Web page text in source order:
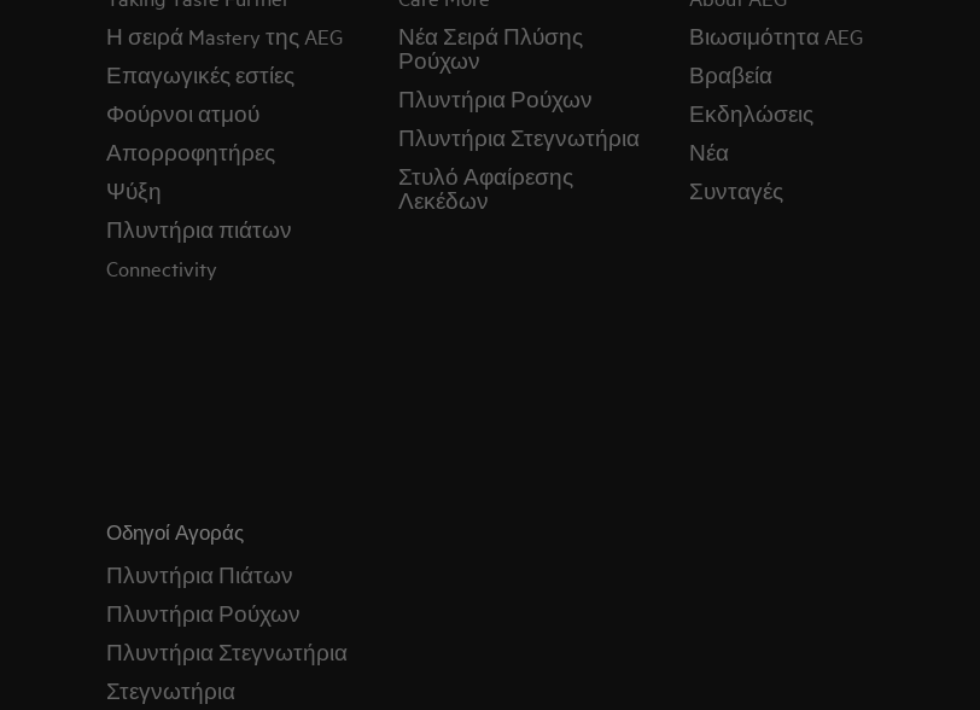
Η σειρά Mastery της AEG
Επαγωγικές εστίες
Φούρνοι ατμού
Απορροφητήρες
Ψύξη
Πλυντήρια πιάτων
Connectivity
Νέα Σειρά Πλύσης
Ρούχων
Πλυντήρια Ρούχων
Πλυντήρια Στεγνωτήρια
Στυλό Αφαίρεσης
Λεκέδων
Βιωσιμότητα AEG
Βραβεία
Εκδηλώσεις
Νέα
Συνταγές
Οδηγοί Αγοράς
Πλυντήρια Πιάτων
Πλυντήρια Ρούχων
Πλυντήρια Στεγνωτήρια
Στεγνωτήρια